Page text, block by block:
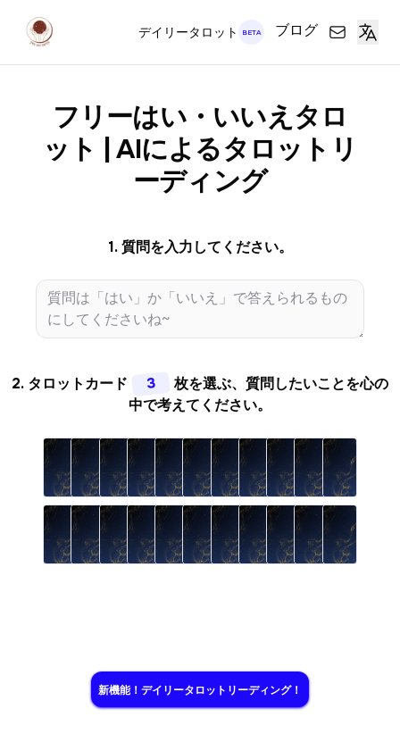
デイリータロット BETA ブログ
フリーはい・いいえタロ
ット | AIによるタロットリ
ーディング
1. 質問を入力してください。
2. タロットカード 3
枚を選ぶ、質問したいことを心の
中で考えてください。
新機能！デイリータロットリーディング！